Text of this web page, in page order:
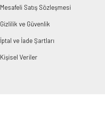
Mesafeli Satış Sözleşmesi
Gizlilik ve Güvenlik
İptal ve İade Şartları
Kişisel Veriler